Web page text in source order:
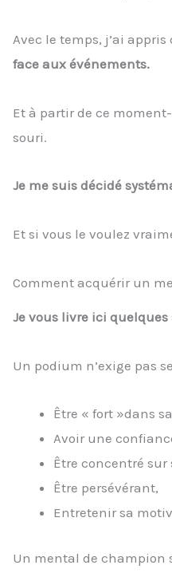
Avec le temps, j’ai
face aux événements.
Et à partir de ce
souri.
Je me suis décidé
Et si vous le voulez
Comment acquérir un
Je vous livre ici
Un podium n’exige pas
Être « fort »dans
Avoir une
Être concentré sur
Être persévérant,
Entretenir sa
Un mental de champion